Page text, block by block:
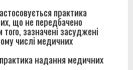
практика
що не передбачено
зазначені засуджені
числі медичних
надання медичних